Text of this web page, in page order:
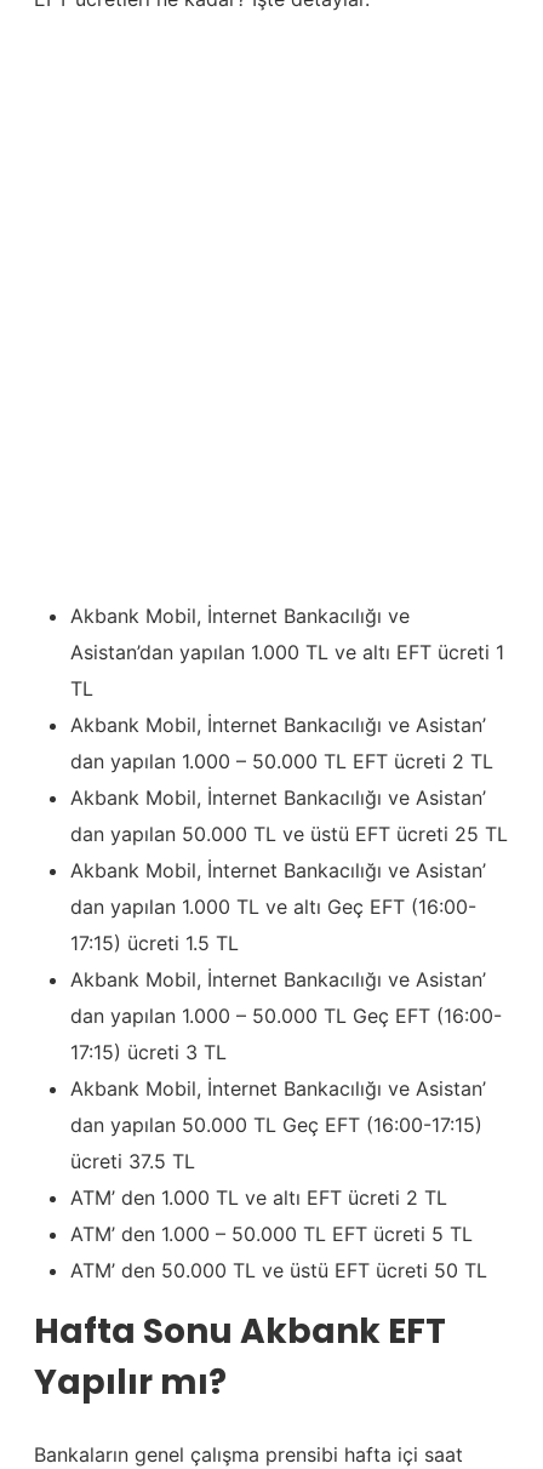
Akbank Mobil, İnternet Bankacılığı ve
Asistan’dan yapılan 1.000 TL ve altı EFT ücreti 1
TL
Akbank Mobil, İnternet Bankacılığı ve Asistan’
dan yapılan 1.000 – 50.000 TL EFT ücreti 2 TL
Akbank Mobil, İnternet Bankacılığı ve Asistan’
dan yapılan 50.000 TL ve üstü EFT ücreti 25 TL
Akbank Mobil, İnternet Bankacılığı ve Asistan’
dan yapılan 1.000 TL ve altı Geç EFT (16:00-
17:15) ücreti 1.5 TL
Akbank Mobil, İnternet Bankacılığı ve Asistan’
dan yapılan 1.000 – 50.000 TL Geç EFT (16:00-
17:15) ücreti 3 TL
Akbank Mobil, İnternet Bankacılığı ve Asistan’
dan yapılan 50.000 TL Geç EFT (16:00-17:15)
ücreti 37.5 TL
ATM’ den 1.000 TL ve altı EFT ücreti 2 TL
ATM’ den 1.000 – 50.000 TL EFT ücreti 5 TL
ATM’ den 50.000 TL ve üstü EFT ücreti 50 TL
Hafta Sonu Akbank EFT
Yapılır mı?
Bankaların genel çalışma prensibi hafta içi saat